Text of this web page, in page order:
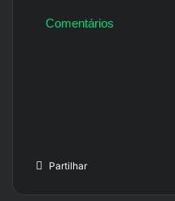
Comentários
Partilhar